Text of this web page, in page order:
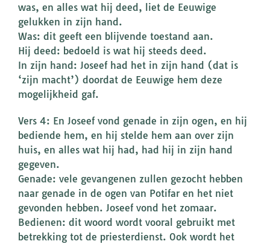
was, en alles wat hij deed, liet de Eeuwige
gelukken in zijn hand.
Was: dit geeft een blijvende toestand aan.
Hij deed: bedoeld is wat hij steeds deed.
In zijn hand: Joseef had het in zijn hand (dat is
‘zijn macht’) doordat de Eeuwige hem deze
mogelijkheid gaf.
Vers 4: En Joseef vond genade in zijn ogen, en hij
bediende hem, en hij stelde hem aan over zijn
huis, en alles wat hij had, had hij in zijn hand
gegeven.
Genade: vele gevangenen zullen gezocht hebben
naar genade in de ogen van Potifar en het niet
gevonden hebben. Joseef vond het zomaar.
Bedienen: dit woord wordt vooral gebruikt met
betrekking tot de priesterdienst. Ook wordt het